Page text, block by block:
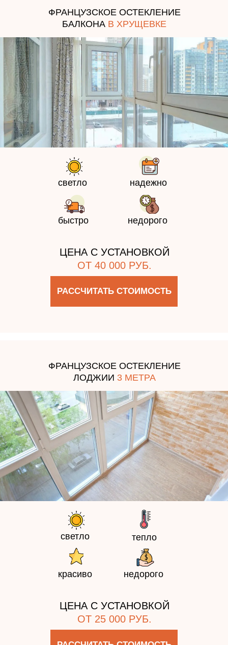
ФРАНЦУЗСКОЕ ОСТЕКЛЕНИЕ
БАЛКОНА В ХРУЩЕВКЕ
ЦЕНА С УСТАНОВКОЙ
ОТ 40 000 РУБ.
РАССЧИТАТЬ СТОИМОСТЬ
светло
быстро
надежно
недорого
ФРАНЦУЗСКОЕ ОСТЕКЛЕНИЕ
ЛОДЖИИ 3 МЕТРА
ЦЕНА С УСТАНОВКОЙ
ОТ 25 000 РУБ.
светло
красиво
тепло
недорого